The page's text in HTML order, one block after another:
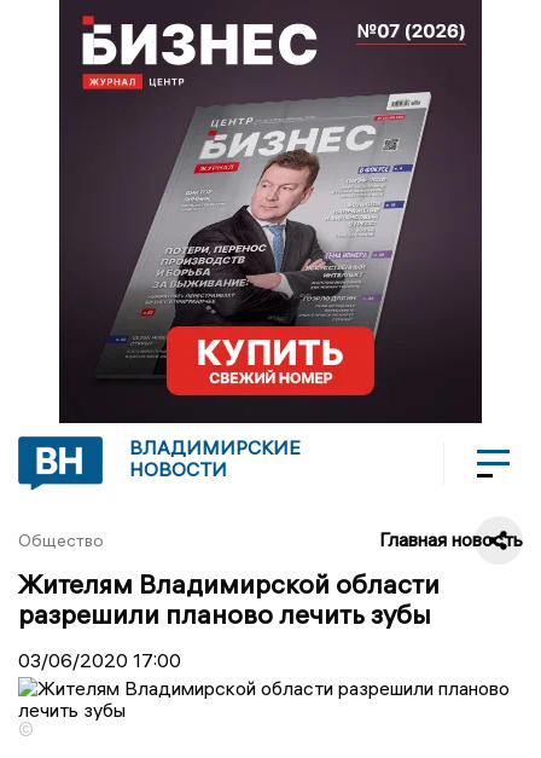
ВЛАДИМИРСКИЕ
НОВОСТИ
Общество Главная новость
Жителям Владимирской области
разрешили планово лечить зубы
03/06/2020 17:00
©